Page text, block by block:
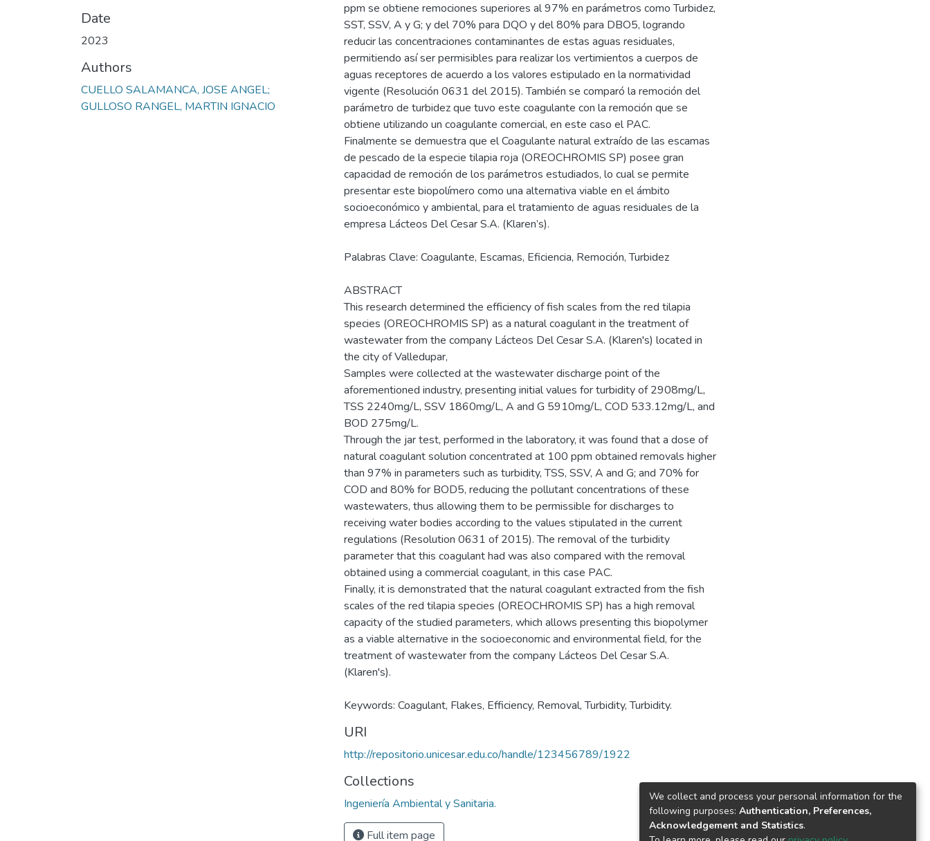
Date
2023
Authors
CUELLO SALAMANCA, JOSE ANGEL;
GULLOSO RANGEL, MARTIN IGNACIO
ppm se obtiene remociones superiores al 97% en parámetros como Turbidez,
SST, SSV, A y G; y del 70% para DQO y del 80% para DBO5, logrando
reducir las concentraciones contaminantes de estas aguas residuales,
permitiendo así ser permisibles para realizar los vertimientos a cuerpos de
aguas receptores de acuerdo a los valores estipulado en la normatividad
vigente (Resolución 0631 del 2015). También se comparó la remoción del
parámetro de turbidez que tuvo este coagulante con la remoción que se
obtiene utilizando un coagulante comercial, en este caso el PAC.
Finalmente se demuestra que el Coagulante natural extraído de las escamas
de pescado de la especie tilapia roja (OREOCHROMIS SP) posee gran
capacidad de remoción de los parámetros estudiados, lo cual se permite
presentar este biopolímero como una alternativa viable en el ámbito
socioeconómico y ambiental, para el tratamiento de aguas residuales de la
empresa Lácteos Del Cesar S.A. (Klaren’s).
Palabras Clave: Coagulante, Escamas, Eficiencia, Remoción, Turbidez
ABSTRACT
This research determined the efficiency of fish scales from the red tilapia
species (OREOCHROMIS SP) as a natural coagulant in the treatment of
wastewater from the company Lácteos Del Cesar S.A. (Klaren's) located in
the city of Valledupar,
Samples were collected at the wastewater discharge point of the
aforementioned industry, presenting initial values for turbidity of 2908mg/L,
TSS 2240mg/L, SSV 1860mg/L, A and G 5910mg/L, COD 533.12mg/L, and
BOD 275mg/L.
Through the jar test, performed in the laboratory, it was found that a dose of
natural coagulant solution concentrated at 100 ppm obtained removals higher
than 97% in parameters such as turbidity, TSS, SSV, A and G; and 70% for
COD and 80% for BOD5, reducing the pollutant concentrations of these
wastewaters, thus allowing them to be permissible for discharges to
receiving water bodies according to the values stipulated in the current
regulations (Resolution 0631 of 2015). The removal of the turbidity
parameter that this coagulant had was also compared with the removal
obtained using a commercial coagulant, in this case PAC.
Finally, it is demonstrated that the natural coagulant extracted from the fish
scales of the red tilapia species (OREOCHROMIS SP) has a high removal
capacity of the studied parameters, which allows presenting this biopolymer
as a viable alternative in the socioeconomic and environmental field, for the
treatment of wastewater from the company Lácteos Del Cesar S.A.
(Klaren's).
Keywords: Coagulant, Flakes, Efficiency, Removal, Turbidity, Turbidity.
URI
http://repositorio.unicesar.edu.co/handle/123456789/1922
Collections
Ingeniería Ambiental y Sanitaria.
Full item page
We collect and process your personal information for the
following purposes: Authentication, Preferences,
Acknowledgement and Statistics.